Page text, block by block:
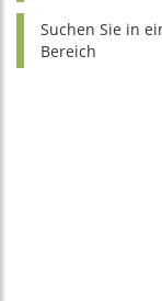
Suchen Sie in
Bereich